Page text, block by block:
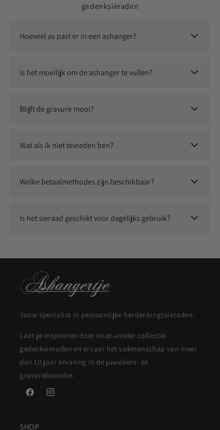
gedenksieraden
Hoeveel as past er in een ashanger?
voldoende om jouw dierbare altijd dichtbij te dragen.
Is het moeilijk om de ashanger te vullen?
eventueel een vulsetje om het proces soepel te laten
verlopen.
Blijft de gravure mooi?
persoonlijke herinnering langdurig zichtbaar blijft.
Wat als ik niet tevreden ben?
en we zoeken samen naar een passende oplossing.
Welke betaalmethodes zijn beschikbaar?
Visa, Mastercard, Apple Pay en Google Pay.
Is het sieraad geschikt voor dagelijks gebruik?
Jouw specialist in persoonlijke herdenkingssieraden.
Laat je inspireren door onze unieke collectie
gedenksieraden en ervaar het vakmanschap van meer
dan 10 jaar ervaring in de juweliers- en
gravurebranche.
FacebookInstagram
SHOP